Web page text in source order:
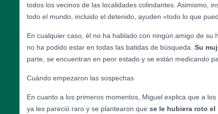
todos los vecinos de las localidades colindantes. Asimismo,
todo el mundo, incluido el detenido, ayuden «todo lo que
En cualquier caso, él no ha hablado con ningún amigo de su
no ha podido estar en todas las batidas de búsqueda. Su
parte, se encuentran en peor estado y se están medicando
Cuándo empezaron las sospechas
En cuanto a los primeros momentos, Miguel explica que a
ya les pareció raro y se plantearon que se le hubiera roto